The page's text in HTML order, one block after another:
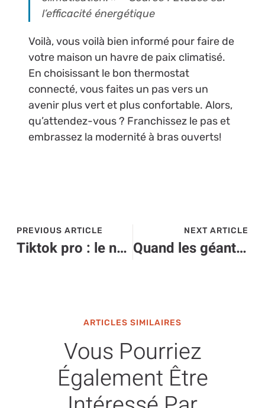
l’efficacité énergétique
Voilà, vous voilà bien informé pour faire de
votre maison un havre de paix climatisé.
En choisissant le bon thermostat
connecté, vous faites un pas vers un
avenir plus vert et plus confortable. Alors,
qu’attendez-vous ? Franchissez le pas et
embrassez la modernité à bras ouverts!
PREVIOUS ARTICLE
Tiktok pro : le nouvel eldorado high-tech pour les marques innovantes !
NEXT ARTICLE
Quand les géants high-tech s’unissent : l’ère du co-marketing révolutionnaire
ARTICLES SIMILAIRES
Vous Pourriez
Également Être